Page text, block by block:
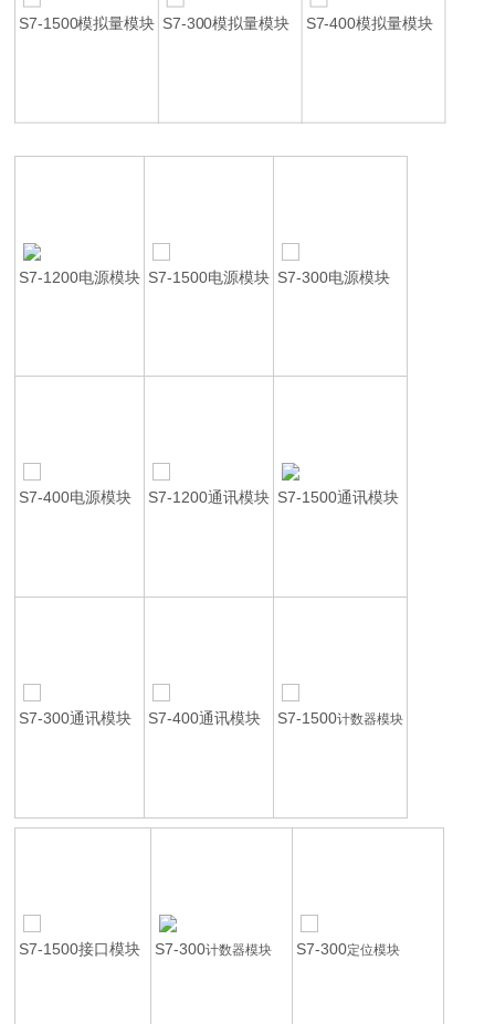
S7-1500模拟量模块 S7-300模拟量模块 S7-400模拟量模块
S7-1200电源模块 S7-1500电源模块 S7-300电源模块
S7-400电源模块 S7-1200通讯模块 S7-1500通讯模块
S7-300通讯模块 S7-400通讯模块 S7-1500计数器模块
S7-1500接口模块 S7-300计数器模块 S7-300定位模块